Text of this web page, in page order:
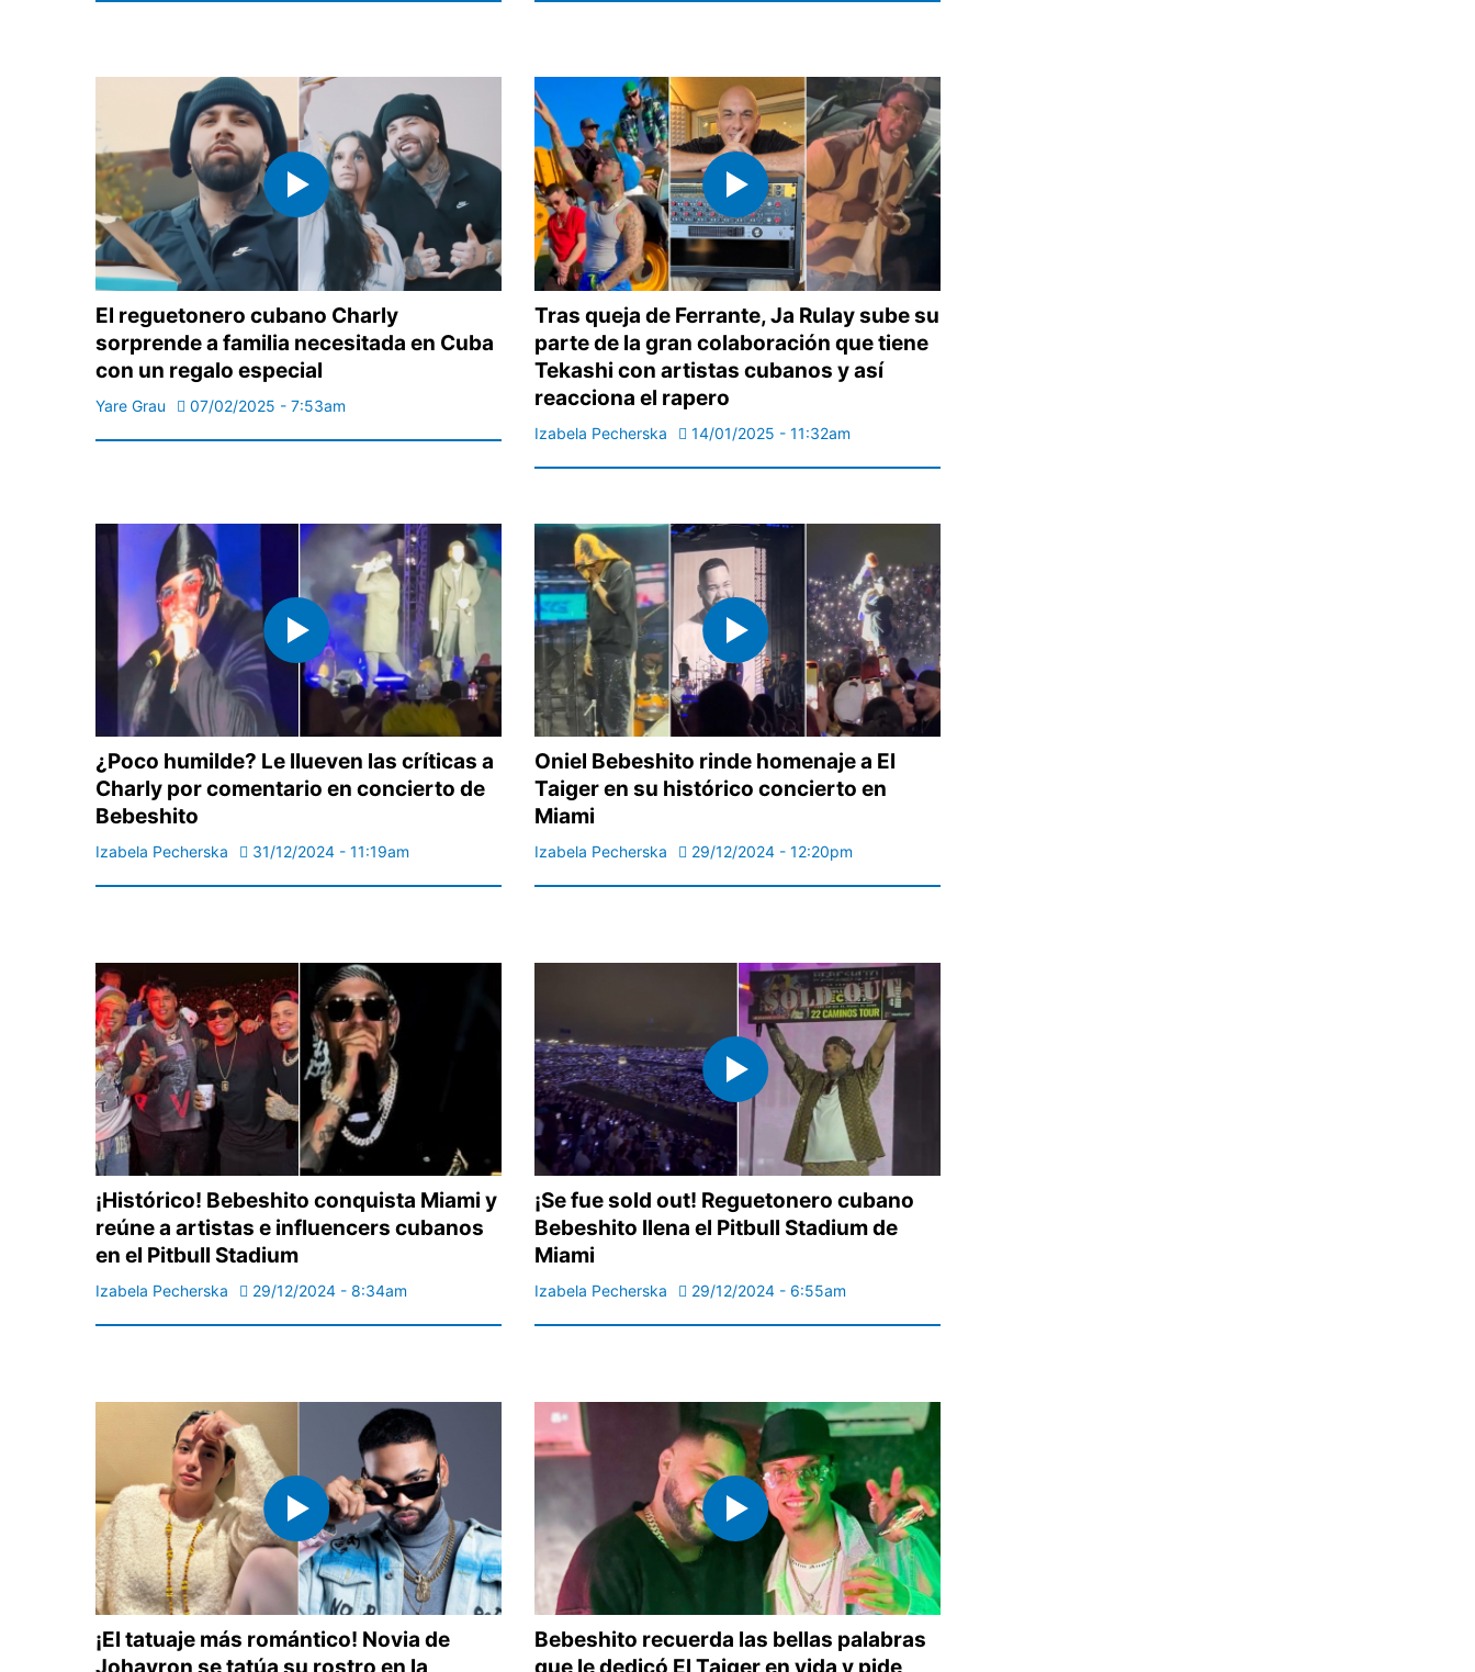
El reguetonero cubano Charly
sorprende a familia necesitada en Cuba
con un regalo especial
Yare Grau 07/02/2025 - 7:53am
Tras queja de Ferrante, Ja Rulay sube su
parte de la gran colaboración que tiene
Tekashi con artistas cubanos y así
reacciona el rapero
Izabela Pecherska 14/01/2025 - 11:32am
¿Poco humilde? Le llueven las críticas a
Charly por comentario en concierto de
Bebeshito
Izabela Pecherska 31/12/2024 - 11:19am
Oniel Bebeshito rinde homenaje a El
Taiger en su histórico concierto en
Miami
Izabela Pecherska 29/12/2024 - 12:20pm
¡Histórico! Bebeshito conquista Miami y
reúne a artistas e influencers cubanos
en el Pitbull Stadium
Izabela Pecherska 29/12/2024 - 8:34am
¡Se fue sold out! Reguetonero cubano
Bebeshito llena el Pitbull Stadium de
Miami
Izabela Pecherska 29/12/2024 - 6:55am
¡El tatuaje más romántico! Novia de
Bebeshito recuerda las bellas palabras